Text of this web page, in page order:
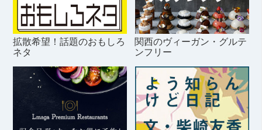
拡散希望！話題のおもしろ
ネタ
関西のヴィーガン・グルテ
ンフリー